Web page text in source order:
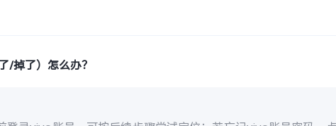
/掉了）怎么办？